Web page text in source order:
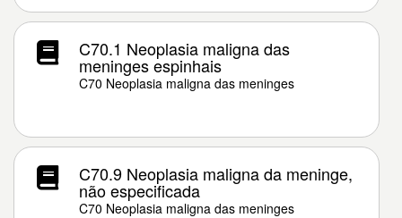
C70.1 Neoplasia maligna das
meninges espinhais
C70 Neoplasia maligna das meninges
C70.9 Neoplasia maligna da meninge,
não especificada
C70 Neoplasia maligna das meninges